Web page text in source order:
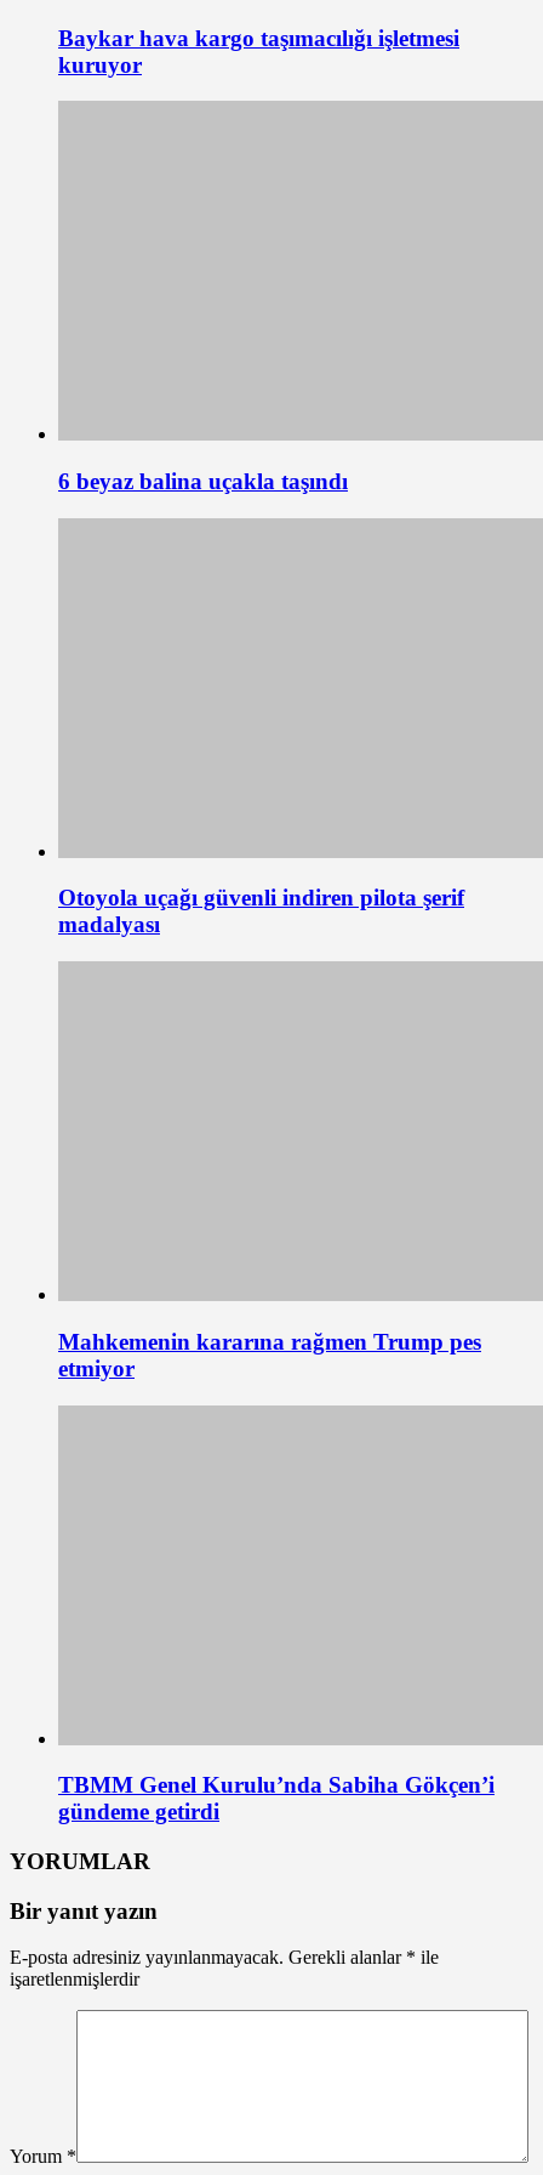
Baykar hava kargo taşımacılığı işletmesi
kuruyor
6 beyaz balina uçakla taşındı
Otoyola uçağı güvenli indiren pilota şerif
madalyası
Mahkemenin kararına rağmen Trump pes
etmiyor
TBMM Genel Kurulu’nda Sabiha Gökçen’i
gündeme getirdi
YORUMLAR
Bir yanıt yazın
E-posta adresiniz yayınlanmayacak. Gerekli alanlar * ile
işaretlenmişlerdir
Yorum *